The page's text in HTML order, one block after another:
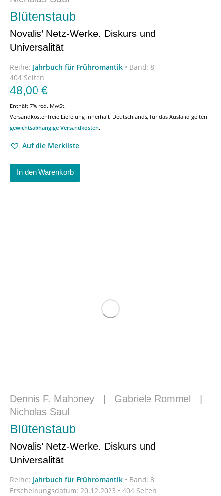
Blütenstaub
Novalis’ Netz-Werke. Diskurs und
Universalität
Reihe: Jahrbuch für Frühromantik • Band: 8
404 Seiten
48,00 €
Enthält 7% red. MwSt.
Versandkostenfreie Lieferung innerhalb Deutschlands, für das Ausland gelten
gewichtsabhängige Versandkosten.
Auf die Merkliste
In den Warenkorb
Dennis F. Mahoney Gabriele Rommel
Nicholas Saul
Blütenstaub
Novalis’ Netz-Werke. Diskurs und
Universalität
Reihe: Jahrbuch für Frühromantik • Band: 8
Erscheinungsdatum: 20.12.2023 • 404 Seiten